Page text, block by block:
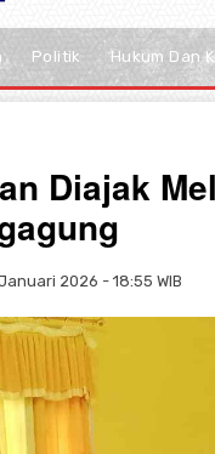
Politik Hukum Dan
Diajak
2026 - 18:55 WIB